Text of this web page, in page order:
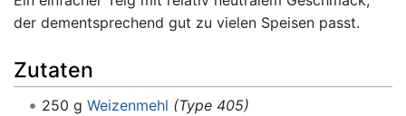
der dementsprechend gut zu vielen Speisen passt.
Zutaten
250 g Weizenmehl (Type 405)